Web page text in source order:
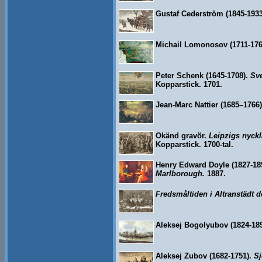
Gustaf Cederström (1845-
Michail Lomonosov (1711-
Peter Schenk (1645-1708).
Kopparstick. 1701.
Jean-Marc Nattier
Okänd gravör. Leipzigs
Kopparstick. 1700-tal.
Henry Edward Doyle (1827-
Marlborough. 1887.
Fredsmåltiden i Altranstädt
Aleksej Bogolyubov (1824-
Aleksej Zubov (1682-1751).